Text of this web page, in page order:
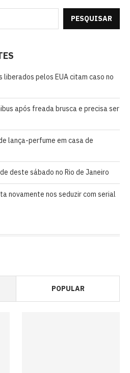
PESQUISAR
liberados pelos EUA citam caso no
após freada brusca e precisa ser
lança-perfume em casa de
deste sábado no Rio de Janeiro
novamente nos seduzir com serial
POPULAR